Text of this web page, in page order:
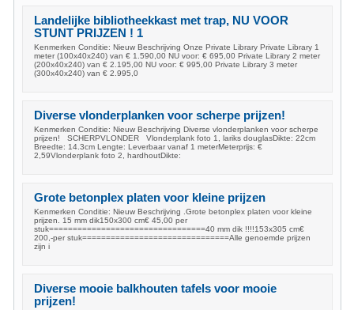
Landelijke bibliotheekkast met trap, NU VOOR
STUNT PRIJZEN ! 1
Kenmerken Conditie: Nieuw Beschrijving Onze Private Library Private Library 1
meter (100x40x240) van € 1.590,00 NU voor: € 695,00 Private Library 2 meter
(200x40x240) van € 2.195,00 NU voor: € 995,00 Private Library 3 meter
(300x40x240) van € 2.995,0
Diverse vlonderplanken voor scherpe prijzen!
Kenmerken Conditie: Nieuw Beschrijving Diverse vlonderplanken voor scherpe
prijzen! SCHERPVLONDER Vlonderplank foto 1, lariks douglasDikte: 22cm
Breedte: 14.3cm Lengte: Leverbaar vanaf 1 meterMeterprijs: €
2,59Vlonderplank foto 2, hardhoutDikte:
Grote betonplex platen voor kleine prijzen
Kenmerken Conditie: Nieuw Beschrijving .Grote betonplex platen voor kleine
prijzen. 15 mm dik150x300 cm€ 45,00 per
stuk=================================40 mm dik !!!!153x305 cm€
200,-per stuk===============================Alle genoemde prijzen
zijn i
Diverse mooie balkhouten tafels voor mooie
prijzen!